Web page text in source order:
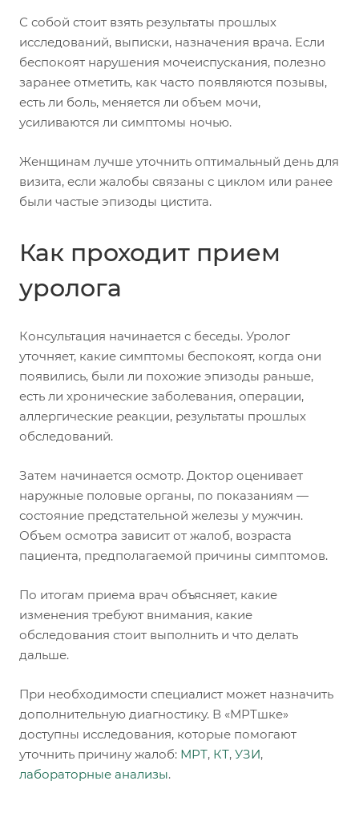
С собой стоит взять результаты прошлых
исследований, выписки, назначения врача. Если
беспокоят нарушения мочеиспускания, полезно
заранее отметить, как часто появляются позывы,
есть ли боль, меняется ли объем мочи,
усиливаются ли симптомы ночью.
Женщинам лучше уточнить оптимальный день для
визита, если жалобы связаны с циклом или ранее
были частые эпизоды цистита.
Как проходит прием
уролога
Консультация начинается с беседы. Уролог
уточняет, какие симптомы беспокоят, когда они
появились, были ли похожие эпизоды раньше,
есть ли хронические заболевания, операции,
аллергические реакции, результаты прошлых
обследований.
Затем начинается осмотр. Доктор оценивает
наружные половые органы, по показаниям —
состояние предстательной железы у мужчин.
Объем осмотра зависит от жалоб, возраста
пациента, предполагаемой причины симптомов.
По итогам приема врач объясняет, какие
изменения требуют внимания, какие
обследования стоит выполнить и что делать
дальше.
При необходимости специалист может назначить
дополнительную диагностику. В «МРТшке»
доступны исследования, которые помогают
уточнить причину жалоб: МРТ, КТ, УЗИ,
лабораторные анализы.